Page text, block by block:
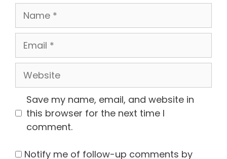
Name
Email
Website
Save my name, email, and website in
this browser for the next time I
comment.
Notify me of follow-up comments by